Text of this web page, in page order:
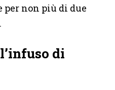
per non più di due
di